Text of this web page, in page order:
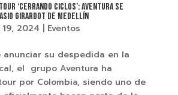
‘Cerrando Ciclos’: Aventura se
Girardot de Medellín
19, 2024 | Eventos
su despedida en la
el grupo Aventura ha
por Colombia, siendo uno de